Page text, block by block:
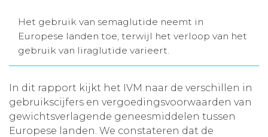
Aanmelden nieuwsbrief
Inloggen
Toegang leeromgeving
Het gebruik van semaglutide neemt in
Europese landen toe, terwijl het verloop van het
gebruik van liraglutide varieert.
In dit rapport kijkt het IVM naar de verschillen in
gebruikscijfers en vergoedingsvoorwaarden van
gewichtsverlagende geneesmiddelen tussen
Europese landen. We constateren dat de